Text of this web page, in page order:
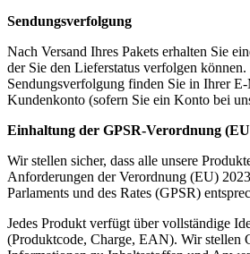
Sendungsverfolgung
Nach Versand Ihres Pakets erhalten Sie
der Sie den Lieferstatus verfolgen
Sendungsverfolgung finden Sie in Ihrer
Kundenkonto (sofern Sie ein Konto bei
Einhaltung der GPSR-Verordnung (EU
Wir stellen sicher, dass alle unsere
Anforderungen der Verordnung (EU)
Parlaments und des Rates (GPSR)
Jedes Produkt verfügt über vollständige
(Produktcode, Charge, EAN). Wir stellen